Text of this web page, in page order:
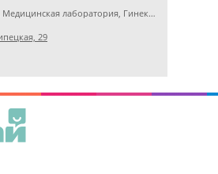
Детская клиника, Медицинская лаборатория, Гинекология
29